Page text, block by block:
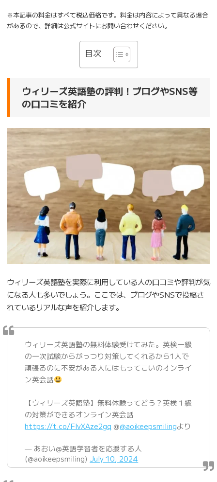
※本記事の料金はすべて税込価格です。料金は内容によって異なる場合
があるので、詳細は公式サイトにお問い合わせください。
目次
ウィリーズ英語塾の評判！ブログやSNS等
の口コミを紹介
ウィリーズ英語塾を実際に利用している人の口コミや評判が気
になる人も多いでしょう。ここでは、ブログやSNSで投稿さ
れているリアルな声を紹介します。
ウィリーズ英語塾の無料体験受けてみた。英検一級
の一次試験からがっつり対策してくれるから1人で
頑張るのに不安がある人にはもってこいのオンライ
ン英会話
【ウィリーズ英語塾】無料体験ってどう？英検１級
の対策ができるオンライン英会話
https://t.co/FIvXAze2gq @@aoikeepsmilingより
— あおい@英語学習者を応援する人
(@aoikeepsmiling) July 10, 2024